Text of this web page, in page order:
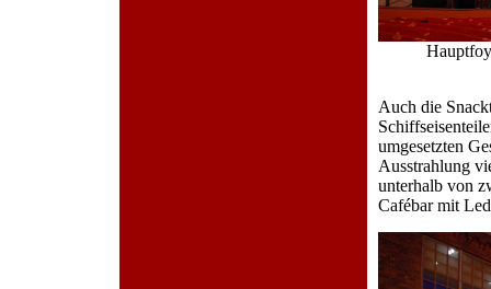
Auch die
umgesetzten
Ausstrahlung
unterhalb von
Cafébar mit